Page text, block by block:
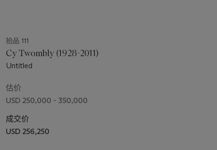
拍品 111
Cy Twombly (1928-2011)
Untitled
估价
USD 250,000 - 350,000
成交价
USD 256,250